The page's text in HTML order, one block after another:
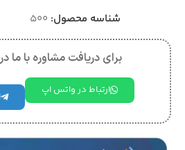
شناسه محصول: 500
برای دریافت مشاوره با ما
ارتباط در واتس اپ